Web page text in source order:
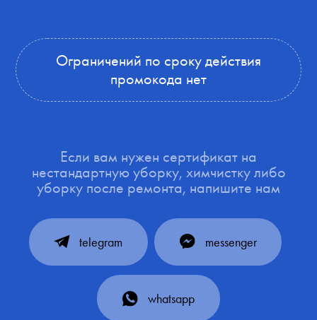
Ограничений по сроку действия
промокода нет
Если вам нужен сертификат на
нестандартную уборку, химчистку либо
уборку после ремонта, напишите нам
telegram messenger
whatsapp